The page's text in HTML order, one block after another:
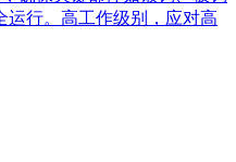
行。高工作级别，应对高